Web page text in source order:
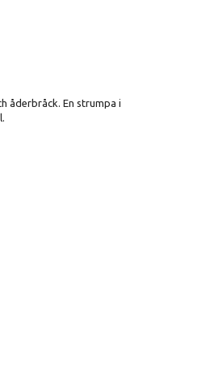
åderbråck. En strumpa i